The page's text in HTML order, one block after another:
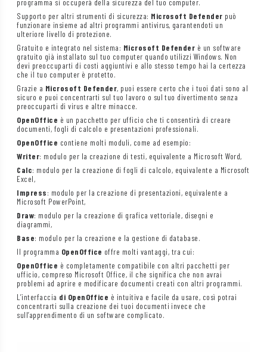
programma si occuperà della sicurezza del tuo computer.
Supporto per altri strumenti di sicurezza: Microsoft Defender può
funzionare insieme ad altri programmi antivirus, garantendoti un
ulteriore livello di protezione.
Gratuito e integrato nel sistema: Microsoft Defender è un software
gratuito già installato sul tuo computer quando utilizzi Windows. Non
devi preoccuparti di costi aggiuntivi e allo stesso tempo hai la certezza
che il tuo computer è protetto.
Grazie a Microsoft Defender, puoi essere certo che i tuoi dati sono al
sicuro e puoi concentrarti sul tuo lavoro o sul tuo divertimento senza
preoccuparti di virus e altre minacce.
OpenOffice è un pacchetto per ufficio che ti consentirà di creare
documenti, fogli di calcolo e presentazioni professionali.
OpenOffice contiene molti moduli, come ad esempio:
Writer: modulo per la creazione di testi, equivalente a Microsoft Word,
Calc: modulo per la creazione di fogli di calcolo, equivalente a Microsoft
Excel,
Impress: modulo per la creazione di presentazioni, equivalente a
Microsoft PowerPoint,
Draw: modulo per la creazione di grafica vettoriale, disegni e
diagrammi,
Base: modulo per la creazione e la gestione di database.
Il programma OpenOffice offre molti vantaggi, tra cui:
OpenOffice è completamente compatibile con altri pacchetti per
ufficio, compreso Microsoft Office, il che significa che non avrai
problemi ad aprire e modificare documenti creati con altri programmi.
L’interfaccia di OpenOffice è intuitiva e facile da usare, così potrai
concentrarti sulla creazione dei tuoi documenti invece che
sull’apprendimento di un software complicato.